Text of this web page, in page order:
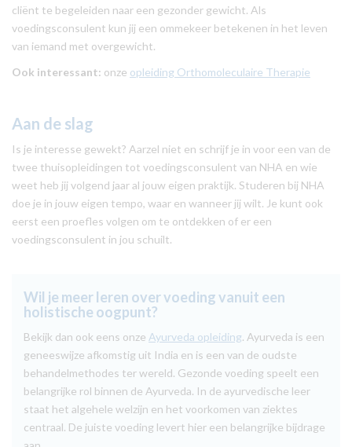
cliënt te begeleiden naar een gezonder gewicht. Als
voedingsconsulent kun jij een ommekeer betekenen in het leven
van iemand met overgewicht.
Ook interessant: onze opleiding Orthomoleculaire Therapie
Aan de slag
Is je interesse gewekt? Aarzel niet en schrijf je in voor een van de
twee thuisopleidingen tot voedingsconsulent van NHA en wie
weet heb jij volgend jaar al jouw eigen praktijk. Studeren bij NHA
doe je in jouw eigen tempo, waar en wanneer jij wilt. Je kunt ook
eerst een proefles volgen om te ontdekken of er een
voedingsconsulent in jou schuilt.
Wil je meer leren over voeding vanuit een
holistische oogpunt?
Bekijk dan ook eens onze Ayurveda opleiding. Ayurveda is een
geneeswijze afkomstig uit India en is een van de oudste
behandelmethodes ter wereld. Gezonde voeding speelt een
belangrijke rol binnen de Ayurveda. In de ayurvedische leer
staat het algehele welzijn en het voorkomen van ziektes
centraal. De juiste voeding levert hier een belangrijke bijdrage